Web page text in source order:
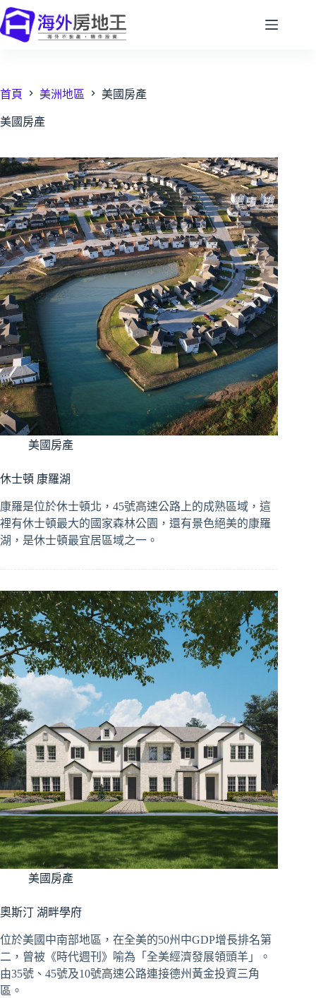
跳
至
容
首頁 美洲地區 美國房產
美國房產
美國房產
休士頓 康羅湖
康羅是位於休士頓北，45號高速公路上的成熟區域，這
裡有休士頓最大的國家森林公園，還有景色絕美的康羅
湖，是休士頓最宜居區域之一。
美國房產
奧斯汀 湖畔學府
位於美國中南部地區，在全美的50州中GDP增長排名第
二，曾被《時代週刊》喻為「全美經濟發展領頭羊」。
由35號、45號及10號高速公路連接德州黃金投資三角
區。